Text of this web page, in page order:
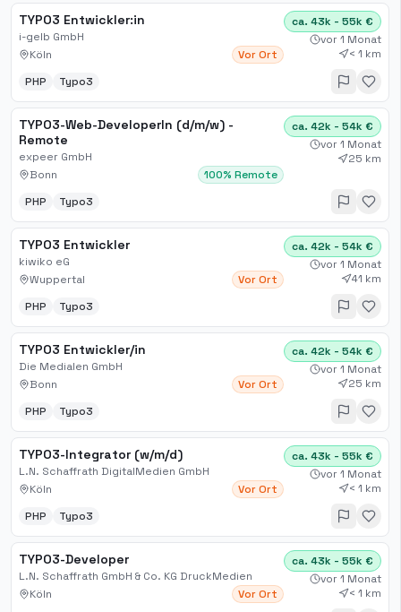
TYPO3 Entwickler:in
i-gelb GmbH
Köln
Vor Ort
ca. 43k - 55k €
vor 1 Monat
< 1 km
PHP
Typo3
TYPO3-Web-DeveloperIn (d/m/w) -
Remote
expeer GmbH
Bonn
100% Remote
ca. 42k - 54k €
vor 1 Monat
25 km
PHP Typo3
TYPO3 Entwickler
kiwiko eG
Wuppertal
Vor Ort
ca. 42k - 54k €
vor 1 Monat
41 km
PHP
Typo3
TYPO3 Entwickler/in
Die Medialen GmbH
Bonn
Vor Ort
ca. 42k - 54k €
vor 1 Monat
25 km
PHP
Typo3
TYPO3-Integrator (w/m/d)
L.N. Schaffrath DigitalMedien GmbH
Köln
Vor Ort
ca. 43k - 55k €
vor 1 Monat
< 1 km
PHP
Typo3
TYPO3-Developer
L.N. Schaffrath GmbH & Co. KG DruckMedien
Köln
Vor Ort
ca. 43k - 55k €
vor 1 Monat
< 1 km